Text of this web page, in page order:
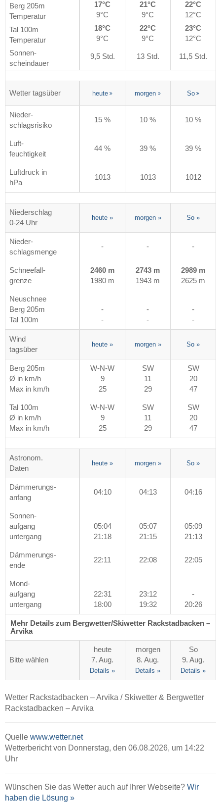
Berg 205m
Temperatur
17°C
9°C
21°C
9°C
22°C
12°C
Tal 100m
Temperatur
18°C
9°C
22°C
9°C
23°C
12°C
Sonnen-
scheindauer
9,5 Std. 13 Std. 11,5 Std.
Wetter tagsüber heute morgen So
Nieder-
schlagsrisiko
15 % 10 % 10 %
Luft-
feuchtigkeit
44 % 39 % 39 %
Luftdruck in
hPa
1013 1013 1012
Niederschlag
0-24 Uhr
heute » morgen » So »
Nieder-
schlagsmenge
- - -
Schneefall-
grenze
2460 m
1980 m
2743 m
1943 m
2989 m
2625 m
Neuschnee
Berg 205m
Tal 100m
-
-
-
-
-
-
Wind
tagsüber
heute » morgen » So »
Berg 205m
Ø in km/h
Max in km/h
W-N-W
9
25
SW
11
29
SW
20
47
Tal 100m
Ø in km/h
Max in km/h
W-N-W
9
25
SW
11
29
SW
20
47
Astronom.
Daten
heute » morgen » So »
Dämmerungs-
anfang
04:10 04:13 04:16
Sonnen-
aufgang
untergang
05:04
21:18
05:07
21:15
05:09
21:13
Dämmerungs-
ende
22:11 22:08 22:05
Mond-
aufgang
untergang
22:31
18:00
23:12
19:32
-
20:26
Mehr Details zum Bergwetter/Skiwetter Rackstadbacken –
Arvika
Bitte wählen
heute
7. Aug.
Details »
morgen
8. Aug.
Details »
So
9. Aug.
Details »
Wetter Rackstadbacken – Arvika / Skiwetter & Bergwetter
Rackstadbacken – Arvika
Quelle www.wetter.net
Wetterbericht von Donnerstag, den 06.08.2026, um 14:22
Uhr
Wünschen Sie das Wetter auch auf Ihrer Webseite? Wir
haben die Lösung »